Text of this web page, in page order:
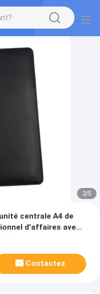
2/5
centrale A4 de
d'affaires avec
Contactez